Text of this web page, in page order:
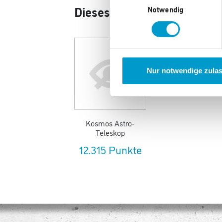
Notwendig
Nur notwendige
Dieses Produkt könnte
Kosmos Astro-
Teleskop
12.315 Punkte